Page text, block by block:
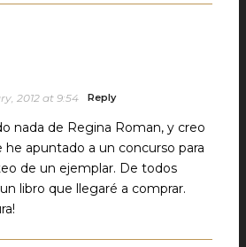
2012 at 9:54 Reply
nada de Regina Roman, y creo
apuntado a un concurso para
de un ejemplar. De todos
libro que llegaré a comprar.